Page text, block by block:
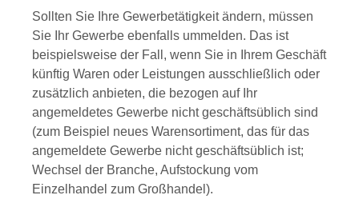
Sollten Sie Ihre Gewerbetätigkeit ändern, müssen
Sie Ihr Gewerbe ebenfalls ummelden. Das ist
beispielsweise der Fall, wenn Sie in Ihrem Geschäft
künftig Waren oder Leistungen ausschließlich oder
zusätzlich anbieten, die bezogen auf Ihr
angemeldetes Gewerbe nicht geschäftsüblich sind
(zum Beispiel neues Warensortiment, das für das
angemeldete Gewerbe nicht geschäftsüblich ist;
Wechsel der Branche, Aufstockung vom
Einzelhandel zum Großhandel).